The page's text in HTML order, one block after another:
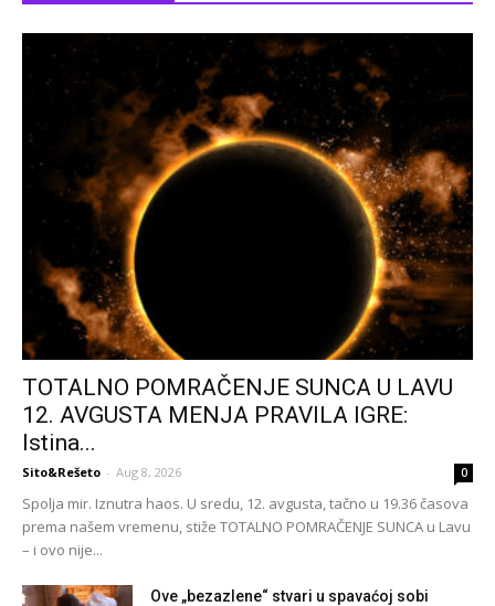
TOTALNO POMRAČENJE SUNCA U LAVU
12. AVGUSTA MENJA PRAVILA IGRE:
Istina...
Sito&Rešeto - Aug 8, 2026 0
Spolja mir. Iznutra haos. U sredu, 12. avgusta, tačno u 19.36 časova
prema našem vremenu, stiže TOTALNO POMRAČENJE SUNCA u Lavu
– i ovo nije...
Ove „bezazlene“ stvari u spavaćoj sobi